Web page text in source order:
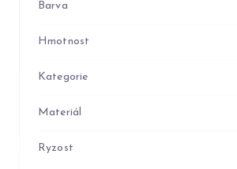
Barva
Hmotnost
Kategorie
Materiál
Ryzost